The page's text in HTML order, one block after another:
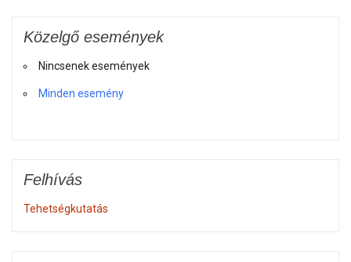
Közelgő események
Nincsenek események
Minden esemény
Felhívás
Tehetségkutatás